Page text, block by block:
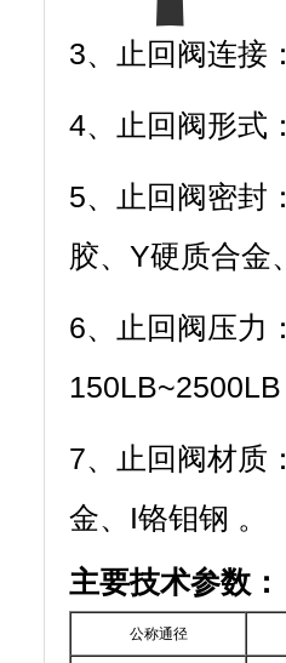
3、止回阀连接
4、止回阀形式
5、止回阀密封
胶、Y硬质合金
6、止回阀压力
7、止回阀材质
金、I铬钼钢 。
主要技术参数：
公称通径